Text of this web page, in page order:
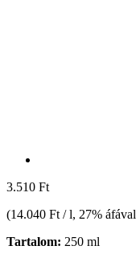
3.510 Ft
(14.040 Ft / l, 27% áfával
Tartalom: 250 ml